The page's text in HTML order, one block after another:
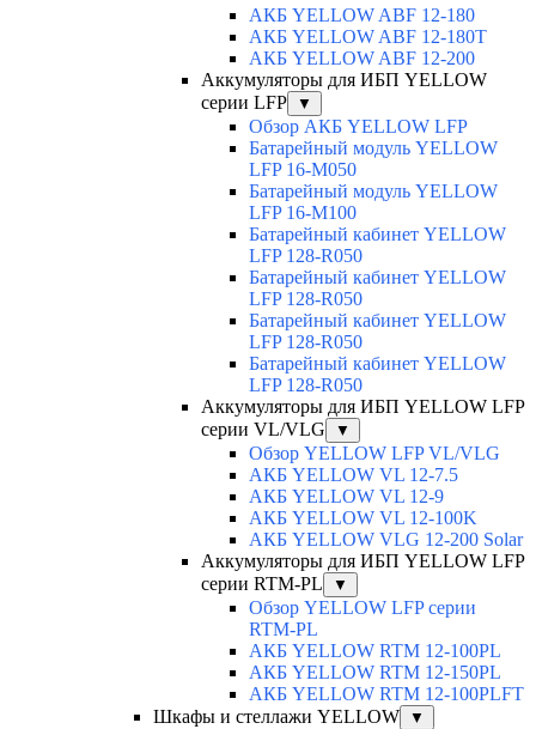
АКБ YELLOW ABF 12-180
АКБ YELLOW ABF 12-180Т
АКБ YELLOW ABF 12-200
Аккумуляторы для ИБП YELLOW
серии LFP
▼
Обзор АКБ YELLOW LFP
Батарейный модуль YELLOW
LFP 16-M050
Батарейный модуль YELLOW
LFP 16-M100
Батарейный кабинет YELLOW
LFP 128-R050
Батарейный кабинет YELLOW
LFP 128-R050
Батарейный кабинет YELLOW
LFP 128-R050
Батарейный кабинет YELLOW
LFP 128-R050
Аккумуляторы для ИБП YELLOW LFP
серии VL/VLG
▼
Обзор YELLOW LFP VL/VLG
АКБ YELLOW VL 12-7.5
АКБ YELLOW VL 12-9
АКБ YELLOW VL 12-100K
АКБ YELLOW VLG 12-200 Solar
Аккумуляторы для ИБП YELLOW LFP
серии RTM-PL
▼
Обзор YELLOW LFP серии
RTM-PL
АКБ YELLOW RTM 12-100PL
АКБ YELLOW RTM 12-150PL
АКБ YELLOW RTM 12-100PLFT
Шкафы и стеллажи YELLOW
▼